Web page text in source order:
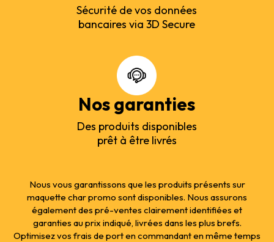
Sécurité de vos données
bancaires via 3D Secure
Nos garanties
Des produits disponibles
prêt à être livrés
Nous vous garantissons que les produits présents sur
maquette char promo sont disponibles. Nous assurons
également des pré-ventes clairement identifiées et
garanties au prix indiqué, livrées dans les plus brefs.
Optimisez vos frais de port en commandant en même temps